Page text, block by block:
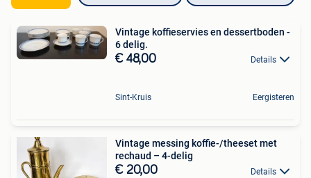
Vintage koffieservies en dessertboden -
6 delig.
€ 48,00 Details
Sint-Kruis Eergisteren
Vintage messing koffie-/theeset met
rechaud – 4-delig
€ 20,00 Details